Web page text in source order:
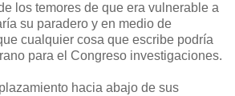
los temores de que era vulnerable a
su paradero y en medio de
cualquier cosa que escribe podría
para el Congreso investigaciones.
hacia abajo de sus